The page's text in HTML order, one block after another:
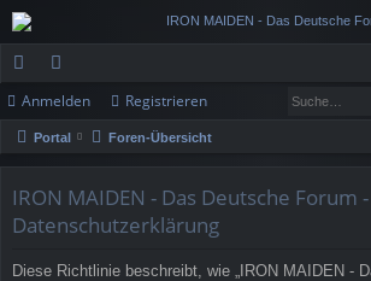
ch
ne
ug
rif
or
en
Anmelden Registrieren
Portal Foren-Übersicht
IRON MAIDEN - Das Deutsche Forum -
Datenschutzerklärung
Diese Richtlinie beschreibt, wie „IRON MAIDEN -